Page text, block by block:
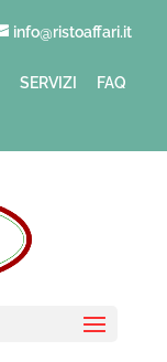
info@ristoaffari.it
SERVIZI
FAQ